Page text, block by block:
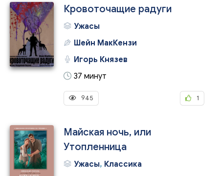
Кровоточащие радуги
Ужасы
Шейн МакКензи
Игорь Князев
37 минут
945 1
Майская ночь, или
Утопленница
Ужасы, Классика